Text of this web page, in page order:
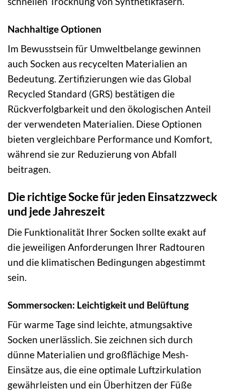
Nachhaltige Optionen
Im Bewusstsein für Umweltbelange gewinnen
auch Socken aus recycelten Materialien an
Bedeutung. Zertifizierungen wie das Global
Recycled Standard (GRS) bestätigen die
Rückverfolgbarkeit und den ökologischen Anteil
der verwendeten Materialien. Diese Optionen
bieten vergleichbare Performance und Komfort,
während sie zur Reduzierung von Abfall
beitragen.
Die richtige Socke für jeden Einsatzzweck
und jede Jahreszeit
Die Funktionalität Ihrer Socken sollte exakt auf
die jeweiligen Anforderungen Ihrer Radtouren
und die klimatischen Bedingungen abgestimmt
sein.
Sommersocken: Leichtigkeit und Belüftung
Für warme Tage sind leichte, atmungsaktive
Socken unerlässlich. Sie zeichnen sich durch
dünne Materialien und großflächige Mesh-
Einsätze aus, die eine optimale Luftzirkulation
gewährleisten und ein Überhitzen der Füße